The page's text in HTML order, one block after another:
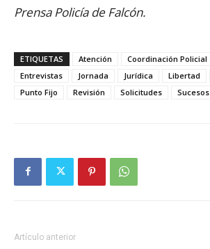
Prensa Policía de Falcón.
ETIQUETAS Atención Coordinación Policial
Entrevistas
Jornada Jurídica Libertad
Punto Fijo
Revisión Solicitudes Sucesos
Artículo anterior